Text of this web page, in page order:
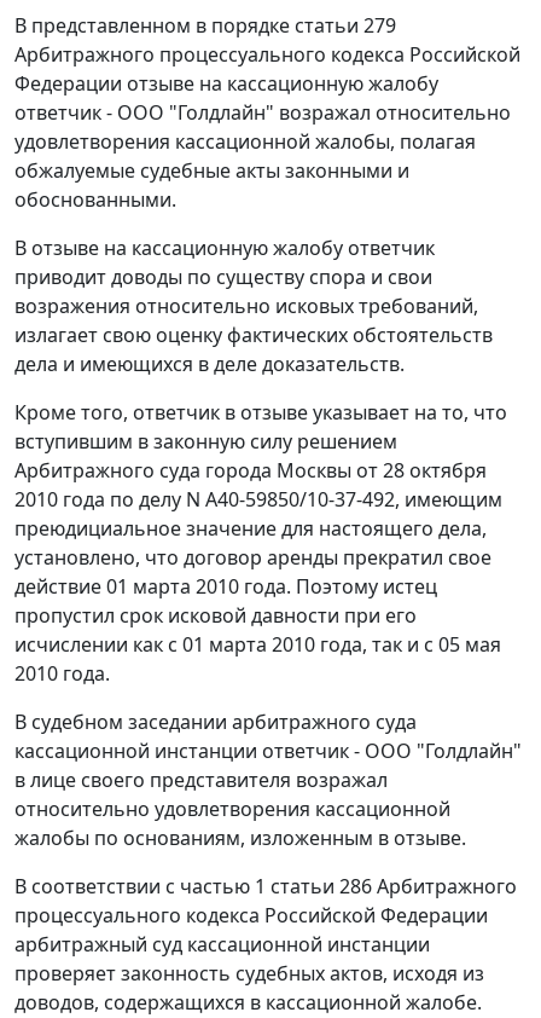
В представленном в порядке статьи 279
Арбитражного процессуального кодекса Российской
Федерации отзыве на кассационную жалобу
ответчик - ООО "Голдлайн" возражал относительно
удовлетворения кассационной жалобы, полагая
обжалуемые судебные акты законными и
обоснованными.
В отзыве на кассационную жалобу ответчик
приводит доводы по существу спора и свои
возражения относительно исковых требований,
излагает свою оценку фактических обстоятельств
дела и имеющихся в деле доказательств.
Кроме того, ответчик в отзыве указывает на то, что
вступившим в законную силу решением
Арбитражного суда города Москвы от 28 октября
2010 года по делу N А40-59850/10-37-492, имеющим
преюдициальное значение для настоящего дела,
установлено, что договор аренды прекратил свое
действие 01 марта 2010 года. Поэтому истец
пропустил срок исковой давности при его
исчислении как с 01 марта 2010 года, так и с 05 мая
2010 года.
В судебном заседании арбитражного суда
кассационной инстанции ответчик - ООО "Голдлайн"
в лице своего представителя возражал
относительно удовлетворения кассационной
жалобы по основаниям, изложенным в отзыве.
В соответствии с частью 1 статьи 286 Арбитражного
процессуального кодекса Российской Федерации
арбитражный суд кассационной инстанции
проверяет законность судебных актов, исходя из
доводов, содержащихся в кассационной жалобе.